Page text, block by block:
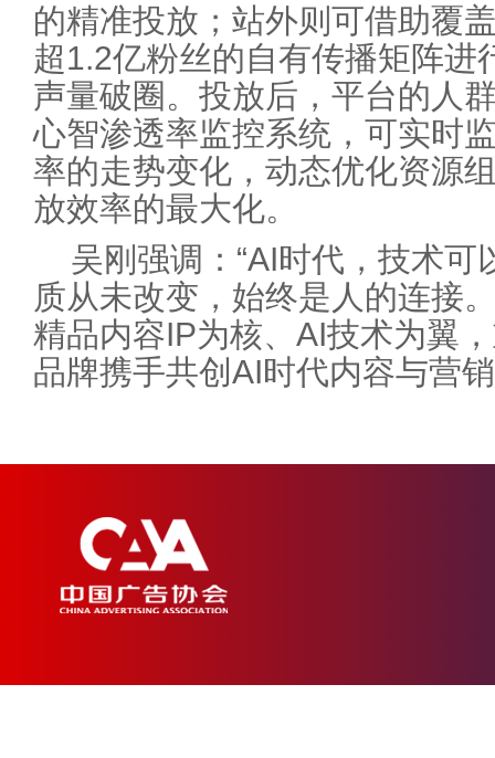
的精准投放；站外则可借助覆
超1.2亿粉丝的自有传播矩阵进
声量破圈。投放后，平台的人
心智渗透率监控系统，可实时
率的走势变化，动态优化资源
放效率的最大化。
吴刚强调：“AI时代，技术
质从未改变，始终是人的连接
精品内容IP为核、AI技术为翼
品牌携手共创AI时代内容与营